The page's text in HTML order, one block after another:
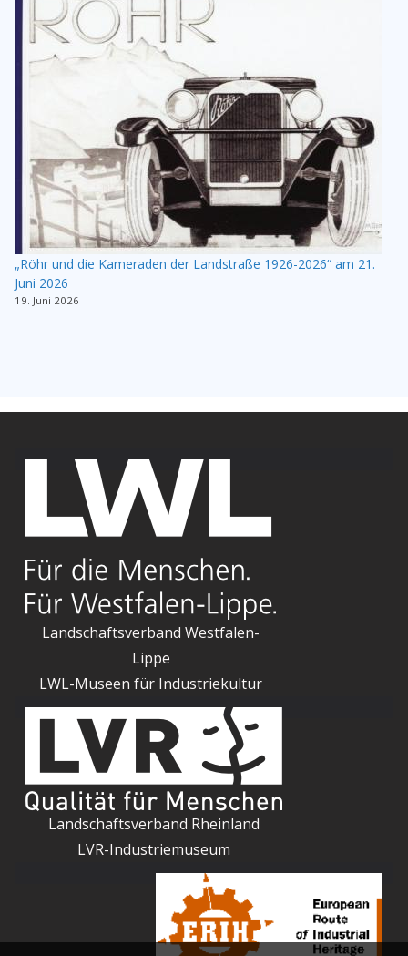
„Röhr und die Kameraden der Landstraße 1926-2026“ am 21.
Juni 2026
19. Juni 2026
Landschaftsverband Westfalen-
Lippe
LWL-Museen für Industriekultur
Landschaftsverband Rheinland
LVR-Industriemuseum